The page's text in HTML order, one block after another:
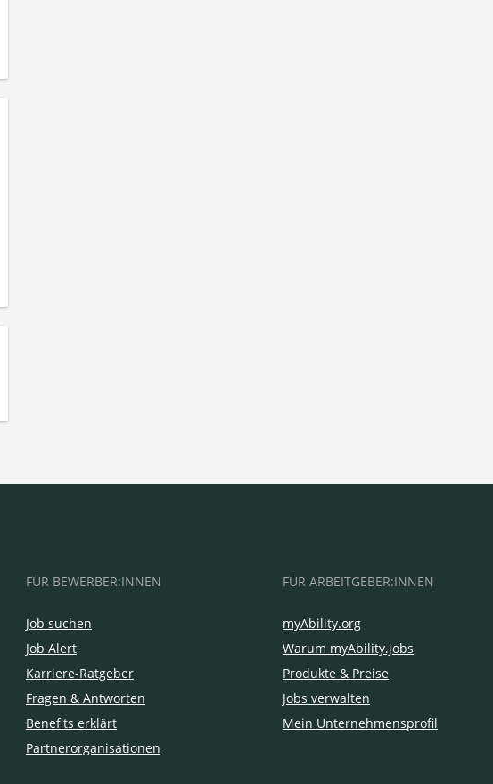
FÜR BEWERBER:INNEN
Job suchen
Job Alert
Karriere-Ratgeber
Fragen & Antworten
Benefits erklärt
Partnerorganisationen
FÜR ARBEITGEBER:INNEN
myAbility.org
Warum myAbility.jobs
Produkte & Preise
Jobs verwalten
Mein Unternehmensprofil